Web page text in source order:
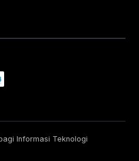
Informasi Teknologi